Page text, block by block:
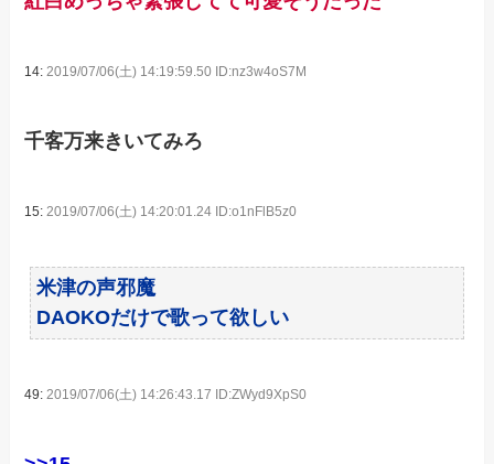
14:2019/07/06(土) 14:19:59.50 ID:nz3w4oS7M
千客万来きいてみろ
15:2019/07/06(土) 14:20:01.24 ID:o1nFlB5z0
米津の声邪魔
DAOKOだけで歌って欲しい
49: 2019/07/06(土) 14:26:43.17 ID:ZWyd9XpS0